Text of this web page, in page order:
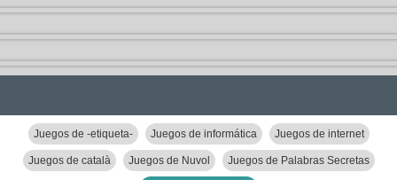
Juegos de -etiqueta- Juegos de informática Juegos de internet
Juegos de català Juegos de Nuvol Juegos de Palabras Secretas